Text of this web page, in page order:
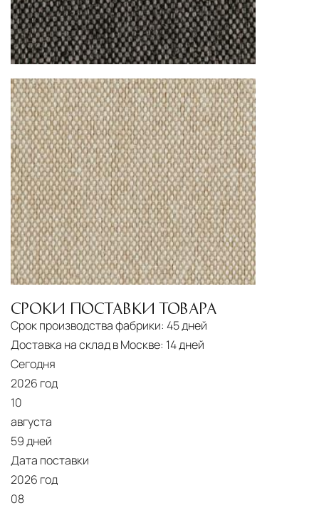
СРОКИ ПОСТАВКИ ТОВАРА
Срок производства фабрики: 45 дней
Доставка на склад в Москве: 14 дней
Сегодня
2026 год
10
августа
59 дней
Дата поставки
2026 год
08